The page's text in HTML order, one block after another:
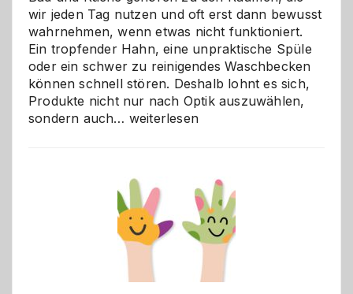
wir jeden Tag nutzen und oft erst dann bewusst
wahrnehmen, wenn etwas nicht funktioniert.
Ein tropfender Hahn, eine unpraktische Spüle
oder ein schwer zu reinigendes Waschbecken
können schnell stören. Deshalb lohnt es sich,
Produkte nicht nur nach Optik auszuwählen,
sondern auch… Bad
besser
verstehen
weiterlesen